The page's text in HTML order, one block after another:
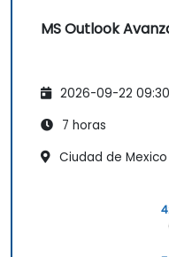
MS Outlook
2026-09-22 09:30
7 horas
Ciudad de